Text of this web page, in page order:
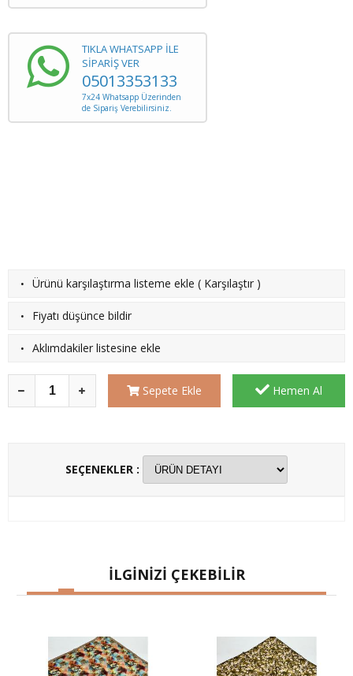
TIKLA WHATSAPP İLE
SİPARİŞ VER
05013353133
7x24 Whatsapp Üzerinden
de Sipariş Verebilirsiniz.
· Ürünü karşılaştırma listeme ekle ( Karşılaştır )
· Fiyatı düşünce bildir
· Aklımdakiler listesine ekle
Sepete Ekle Hemen Al
SEÇENEKLER :
İLGİNİZİ ÇEKEBİLİR